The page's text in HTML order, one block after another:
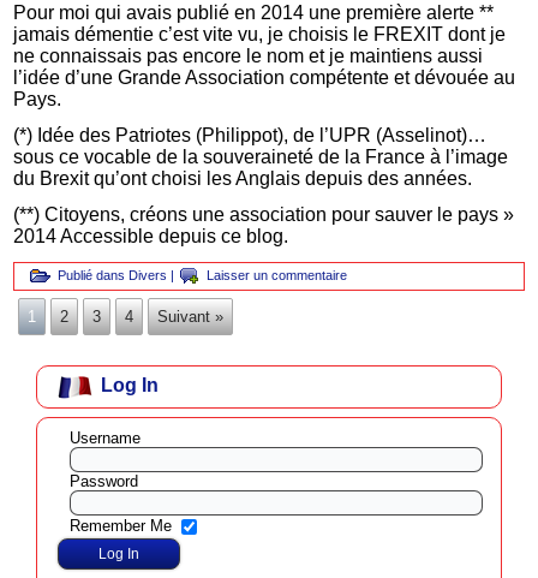
Pour moi qui avais publié en 2014 une première alerte **
jamais démentie c’est vite vu, je choisis le FREXIT dont je
ne connaissais pas encore le nom et je maintiens aussi
l’idée d’une Grande Association compétente et dévouée au
Pays.
(*) Idée des Patriotes (Philippot), de l’UPR (Asselinot)…
sous ce vocable de la souveraineté de la France à l’image
du Brexit qu’ont choisi les Anglais depuis des années.
(**) Citoyens, créons une association pour sauver le pays »
2014 Accessible depuis ce blog.
Publié dans Divers | Laisser un commentaire
1 2 3 4 Suivant »
Log In
Username
Password
Remember Me